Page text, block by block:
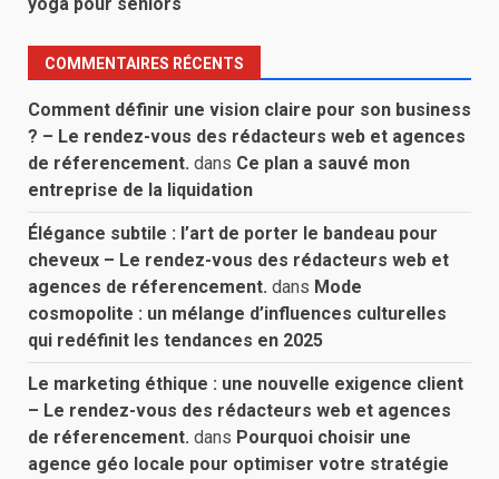
COMMENTAIRES RÉCENTS
Comment définir une vision claire pour son business
? – Le rendez-vous des rédacteurs web et agences
de réferencement. dans Ce plan a sauvé mon
entreprise de la liquidation
Élégance subtile : l’art de porter le bandeau pour
cheveux – Le rendez-vous des rédacteurs web et
agences de réferencement. dans Mode
cosmopolite : un mélange d’influences culturelles
qui redéfinit les tendances en 2025
Le marketing éthique : une nouvelle exigence client
– Le rendez-vous des rédacteurs web et agences
de réferencement. dans Pourquoi choisir une
agence géo locale pour optimiser votre stratégie